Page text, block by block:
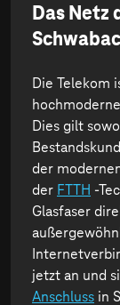
Das Netz
Die Telekom
Dies gilt
der
der FTTH -
Glasfaser
jetzt an und
Anschluss in